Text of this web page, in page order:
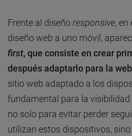
Frente al diseñoresponsive, en
diseño web a uno móvil,
first, que consiste en crear
después adaptarlo para la web
sitio web adaptado a los
fundamental para la visibilidad
no solo para evitar perder
utilizan estos dispositivos,